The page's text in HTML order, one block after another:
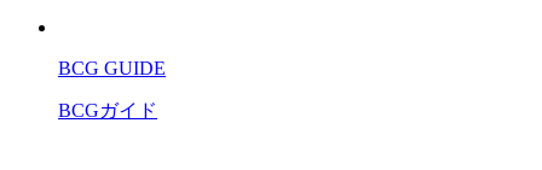
BCG GUIDE
BCGガイド